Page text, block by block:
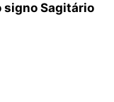
signo Sagitário